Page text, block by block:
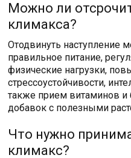
Можно ли
климакса?
Отодвинуть наступление
правильное питание,
физические нагрузки,
стрессоустойчивости,
также прием витаминов и
добавок с полезными
Что нужно
климакс?